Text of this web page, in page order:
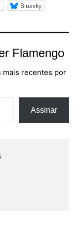
Bluesky
Flamengo
mais recentes por
Assinar